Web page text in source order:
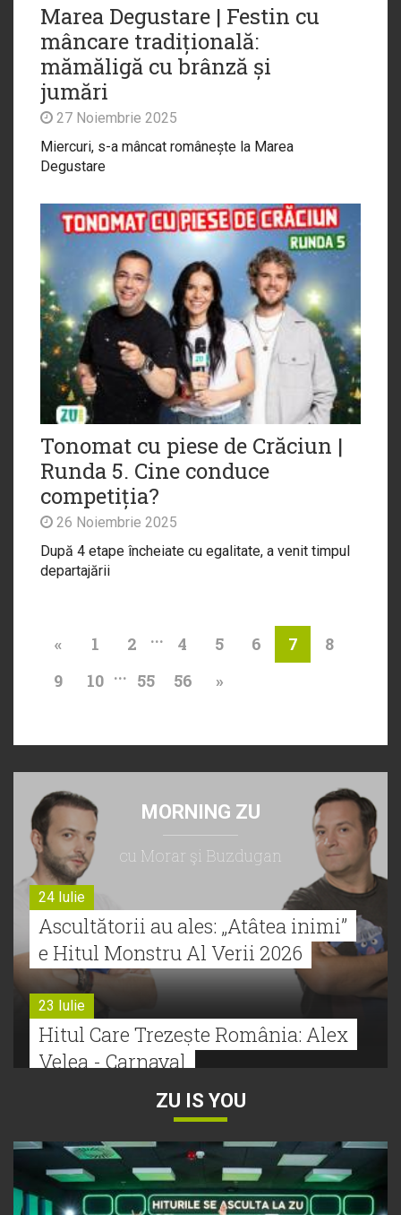
Marea Degustare | Festin cu
mâncare tradițională:
mămăligă cu brânză și
jumări
27 Noiembrie 2025
Miercuri, s-a mâncat românește la Marea
Degustare
Tonomat cu piese de Crăciun |
Runda 5. Cine conduce
competiția?
26 Noiembrie 2025
După 4 etape încheiate cu egalitate, a venit timpul
departajării
« 1 2 ... 4 5 6 7
8
9
10 ... 55 56 »
MORNING ZU
cu Morar şi Buzdugan
24 Iulie
Ascultătorii au ales: „Atâtea inimi”
e Hitul Monstru Al Verii 2026
23 Iulie
Hitul Care Trezește România: Alex
Velea - Carnaval
Bătălie strânsă la Hitul Monstru Al
Verii: Cabron versus Faydee
ZU IS YOU